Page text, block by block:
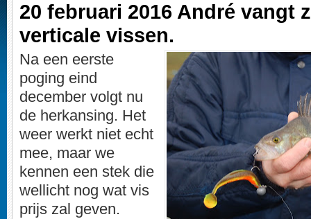
20 februari 2016 André vangt
verticale vissen.
Na een eerste
poging eind
december volgt nu
de herkansing. Het
weer werkt niet echt
mee, maar we
kennen een stek die
wellicht nog wat vis
prijs zal geven.